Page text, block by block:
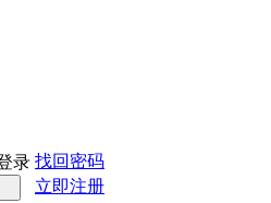
录 找回密码
立即注册